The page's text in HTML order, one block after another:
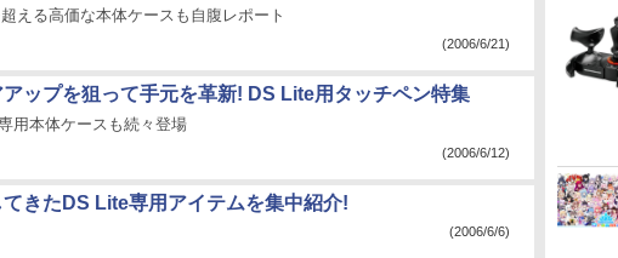
える高価な本体ケースも自腹レポート
(2006/6/21)
アップを狙って手元を革新! DS Lite用タッチペン特集
用本体ケースも続々登場
(2006/6/12)
てきたDS Lite専用アイテムを集中紹介!
(2006/6/6)